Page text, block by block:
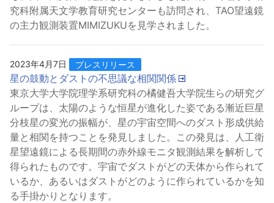
究科附属天文学教育研究センターも訪問され、TAO望遠鏡
の主力観測装置MIMIZUKUを見学されました。
2023年4月7日 プレスリリース
星の鼓動とダストの不思議な相関関係
東京大学大学院理学系研究科の橘健吾大学院生らの研究グ
ループは、太陽のような恒星が進化した姿である漸近巨星
分枝星の変光の振幅が、星の宇宙空間へのダスト形成供給
量と相関を持つことを発見しました。この発見は、人工衛
星望遠鏡による長期間の赤外線モニタ観測結果を解析して
得られたものです。宇宙でダストがどの天体から作られて
いるか、あるいはダストがどのように作られているかを知
る手掛かりとなります。